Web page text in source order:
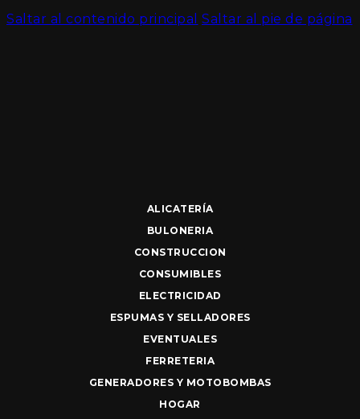
Saltar al contenido principal Saltar al pie de página
ALICATERÍA
BULONERIA
CONSTRUCCION
CONSUMIBLES
ELECTRICIDAD
ESPUMAS Y SELLADORES
EVENTUALES
FERRETERIA
GENERADORES Y MOTOBOMBAS
HOGAR